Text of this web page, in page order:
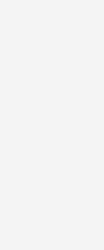
ob in der Stadt oder